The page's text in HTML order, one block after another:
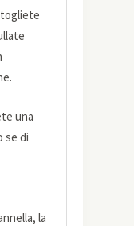
una
se di
la